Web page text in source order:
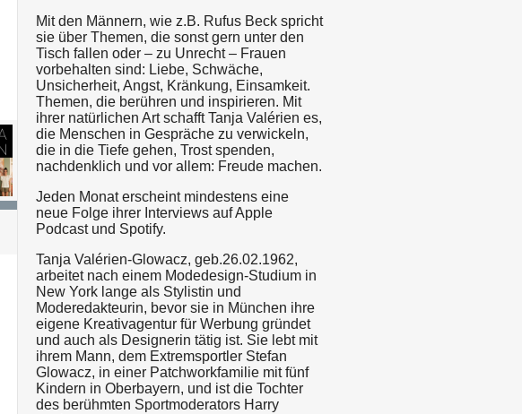
Mit den Männern, wie z.B. Rufus Beck spricht
sie über Themen, die sonst gern unter den
Tisch fallen oder – zu Unrecht – Frauen
vorbehalten sind: Liebe, Schwäche,
Unsicherheit, Angst, Kränkung, Einsamkeit.
Themen, die berühren und inspirieren. Mit
ihrer natürlichen Art schafft Tanja Valérien es,
die Menschen in Gespräche zu verwickeln,
die in die Tiefe gehen, Trost spenden,
nachdenklich und vor allem: Freude machen.
Jeden Monat erscheint mindestens eine
neue Folge ihrer Interviews auf Apple
Podcast und Spotify.
Tanja Valérien-Glowacz, geb.26.02.1962,
arbeitet nach einem Modedesign-Studium in
New York lange als Stylistin und
Moderedakteurin, bevor sie in München ihre
eigene Kreativagentur für Werbung gründet
und auch als Designerin tätig ist. Sie lebt mit
ihrem Mann, dem Extremsportler Stefan
Glowacz, in einer Patchworkfamilie mit fünf
Kindern in Oberbayern, und ist die Tochter
des berühmten Sportmoderators Harry